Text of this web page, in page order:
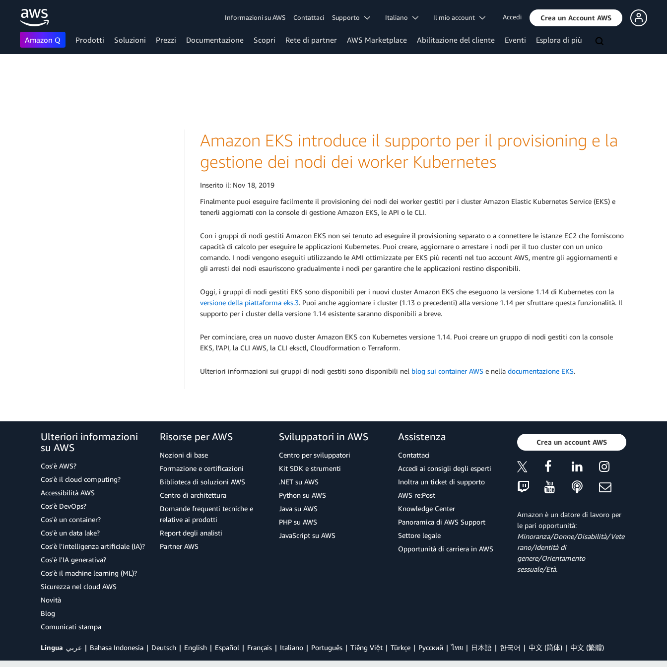
Informazioni su AWS Contattaci Supporto Italiano Il mio account Accedi Crea un Account AWS
Amazon Q Prodotti Soluzioni Prezzi Documentazione Scopri Rete di partner AWS Marketplace Abilitazione del cliente Eventi Esplora di più
Amazon EKS introduce il supporto per il provisioning e la
gestione dei nodi dei worker Kubernetes
Inserito il: Nov 18, 2019
Finalmente puoi eseguire facilmente il provisioning dei nodi dei worker gestiti per i cluster Amazon Elastic Kubernetes Service (EKS) e
tenerli aggiornati con la console di gestione Amazon EKS, le API o le CLI.
Con i gruppi di nodi gestiti Amazon EKS non sei tenuto ad eseguire il provisioning separato o a connettere le istanze EC2 che forniscono
capacità di calcolo per eseguire le applicazioni Kubernetes. Puoi creare, aggiornare o arrestare i nodi per il tuo cluster con un unico
comando. I nodi vengono eseguiti utilizzando le AMI ottimizzate per EKS più recenti nel tuo account AWS, mentre gli aggiornamenti e
gli arresti dei nodi esauriscono gradualmente i nodi per garantire che le applicazioni restino disponibili.
Oggi, i gruppi di nodi gestiti EKS sono disponibili per i nuovi cluster Amazon EKS che eseguono la versione 1.14 di Kubernetes con la
versione della piattaforma eks.3. Puoi anche aggiornare i cluster (1.13 o precedenti) alla versione 1.14 per sfruttare questa funzionalità. Il
supporto per i cluster della versione 1.14 esistente saranno disponibili a breve.
Per cominciare, crea un nuovo cluster Amazon EKS con Kubernetes versione 1.14. Puoi creare un gruppo di nodi gestiti con la console
EKS, l’API, la CLI AWS, la CLI eksctl, Cloudformation o Terraform.
Ulteriori informazioni sui gruppi di nodi gestiti sono disponibili nel blog sui container AWS e nella documentazione EKS.
Ulteriori informazioni
su AWS
Cos'è AWS?
Cos'è il cloud computing?
Accessibilità AWS
Cos'è DevOps?
Cos'è un container?
Cos'è un data lake?
Cos'è l'intelligenza artificiale (IA)?
Cos'è l'IA generativa?
Cos'è il machine learning (ML)?
Sicurezza nel cloud AWS
Novità
Blog
Comunicati stampa
Risorse per AWS
Nozioni di base
Formazione e certificazioni
Biblioteca di soluzioni AWS
Centro di architettura
Domande frequenti tecniche e
relative ai prodotti
Report degli analisti
Partner AWS
Sviluppatori in AWS
Centro per sviluppatori
Kit SDK e strumenti
.NET su AWS
Python su AWS
Java su AWS
PHP su AWS
JavaScript su AWS
Assistenza
Contattaci
Accedi ai consigli degli esperti
Inoltra un ticket di supporto
AWS re:Post
Knowledge Center
Panoramica di AWS Support
Settore legale
Opportunità di carriera in AWS
Crea un account AWS
Amazon è un datore di lavoro per
le pari opportunità:
Minoranza/Donne/Disabilità/Vete
rano/Identità di
genere/Orientamento
sessuale/Età.
Lingua عربي Bahasa Indonesia Deutsch English Español Français Italiano Português Tiếng Việt Türkçe Ρусский ไทย 日本語 한국어 中文 (简体) 中文 (繁體)